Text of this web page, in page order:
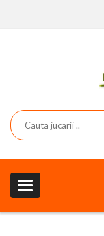
Toggle
navigation